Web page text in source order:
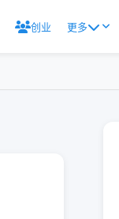
创业 更多